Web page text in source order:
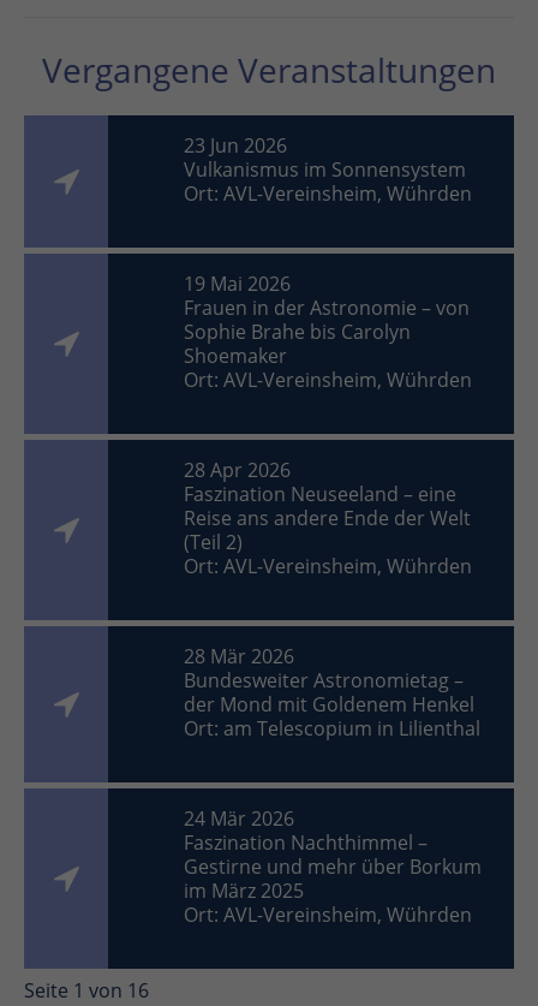
Vergangene Veranstaltungen
23 Jun 2026
Vulkanismus im Sonnensystem
Ort: AVL-Vereinsheim, Wührden
19 Mai 2026
Frauen in der Astronomie – von
Sophie Brahe bis Carolyn
Shoemaker
Ort: AVL-Vereinsheim, Wührden
28 Apr 2026
Faszination Neuseeland – eine
Reise ans andere Ende der Welt
(Teil 2)
Ort: AVL-Vereinsheim, Wührden
28 Mär 2026
Bundesweiter Astronomietag –
der Mond mit Goldenem Henkel
Ort: am Telescopium in Lilienthal
24 Mär 2026
Faszination Nachthimmel –
Gestirne und mehr über Borkum
im März 2025
Ort: AVL-Vereinsheim, Wührden
Seite 1 von 16